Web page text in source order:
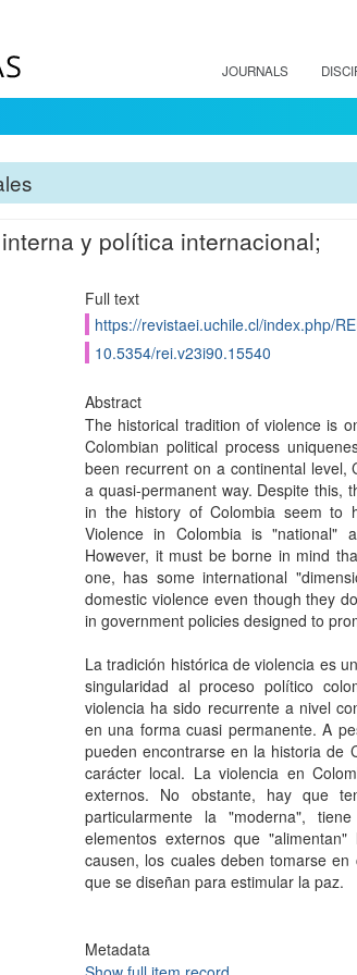
JOURNALS
y política internacional;
Full text
https://revistaei.uchile.cl/index.php/
10.5354/rei.v23i90.15540
Abstract
The historical tradition of violence is
Colombian political process
been recurrent on a continental level,
a quasi-permanent way. Despite this,
in the history of Colombia seem to
Violence in Colombia is "national"
However, it must be borne in mind
one, has some international
domestic violence even though they
in government policies designed to
La tradición histórica de violencia es
singularidad al proceso político
violencia ha sido recurrente a nivel
en una forma cuasi permanente. A
pueden encontrarse en la historia de
carácter local. La violencia en
externos. No obstante, hay que
particularmente la "moderna",
elementos externos que
causen, los cuales deben tomarse
que se diseñan para estimular la paz.
Metadata